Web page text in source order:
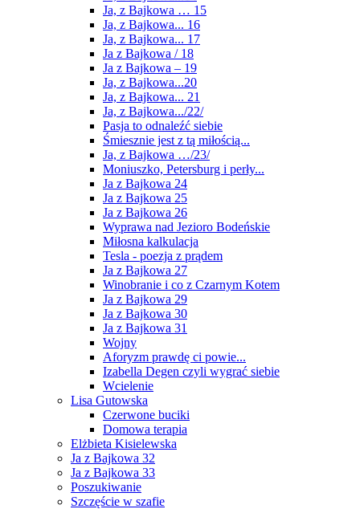
Ja, z Bajkowa … 15
Ja, z Bajkowa... 16
Ja, z Bajkowa... 17
Ja z Bajkowa / 18
Ja z Bajkowa – 19
Ja, z Bajkowa...20
Ja, z Bajkowa... 21
Ja, z Bajkowa.../22/
Pasja to odnaleźć siebie
Śmiesznie jest z tą miłością...
Ja, z Bajkowa …/23/
Moniuszko, Petersburg i perły...
Ja z Bajkowa 24
Ja z Bajkowa 25
Ja z Bajkowa 26
Wyprawa nad Jezioro Bodeńskie
Miłosna kalkulacja
Tesla - poezja z prądem
Ja z Bajkowa 27
Winobranie i co z Czarnym Kotem
Ja z Bajkowa 29
Ja z Bajkowa 30
Ja z Bajkowa 31
Wojny
Aforyzm prawdę ci powie...
Izabella Degen czyli wygrać siebie
Wcielenie
Lisa Gutowska
Czerwone buciki
Domowa terapia
Elżbieta Kisielewska
Ja z Bajkowa 32
Ja z Bajkowa 33
Poszukiwanie
Szczęście w szafie